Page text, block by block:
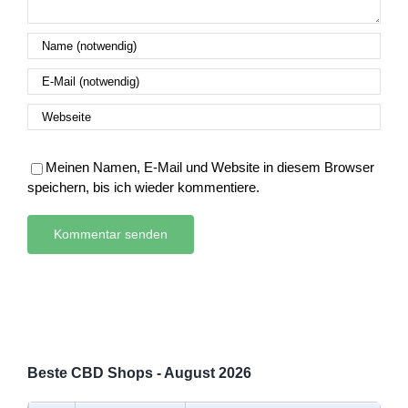
Meinen Namen, E-Mail und Website in diesem Browser
speichern, bis ich wieder kommentiere.
Beste CBD Shops - August 2026